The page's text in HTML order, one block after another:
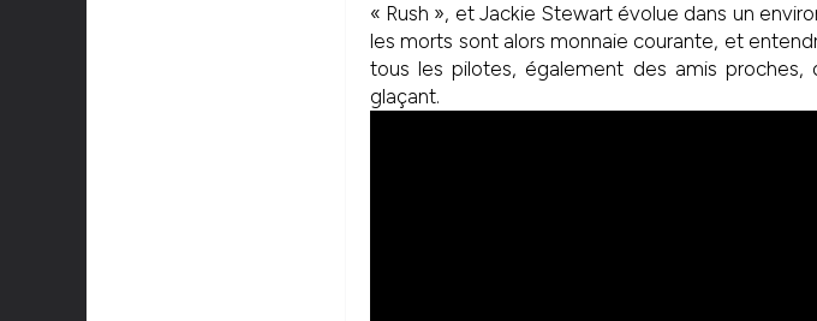
« Rush », et Jackie Stewart évolue dans un
les morts sont alors monnaie courante, et
tous les pilotes, également des amis proches,
glaçant.